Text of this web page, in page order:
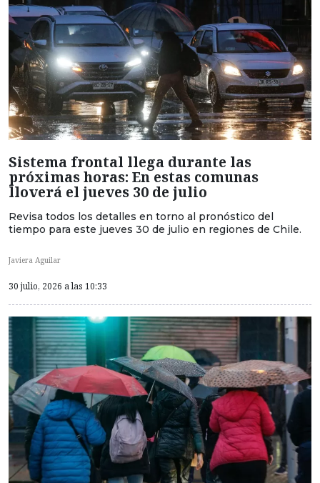
Sistema frontal llega durante las
próximas horas: En estas comunas
lloverá el jueves 30 de julio
Revisa todos los detalles en torno al pronóstico del
tiempo para este jueves 30 de julio en regiones de Chile.
Javiera Aguilar
30 julio, 2026 a las 10:33